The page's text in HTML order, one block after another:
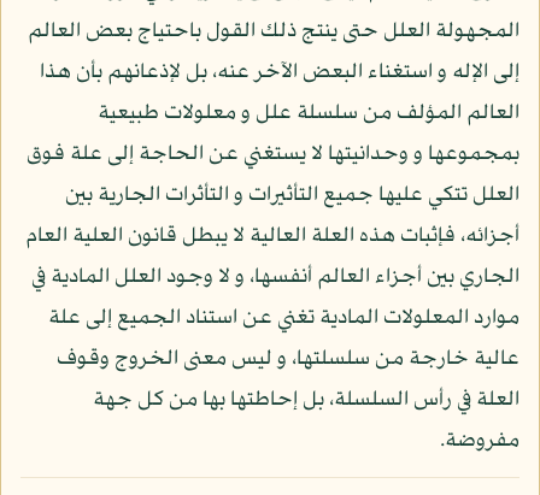
المجهولة العلل حتى ينتج ذلك القول باحتياج بعض العالم
إلى الإله و استغناء البعض الآخر عنه، بل لإذعانهم بأن هذا
العالم المؤلف من سلسلة علل و معلولات طبيعية
بمجموعها و وحدانيتها لا يستغني عن الحاجة إلى علة فوق
العلل تتكي عليها جميع التأثيرات و التأثرات الجارية بين
أجزائه، فإثبات هذه العلة العالية لا يبطل قانون العلية العام
الجاري بين أجزاء العالم أنفسها، و لا وجود العلل المادية في
موارد المعلولات المادية تغني عن استناد الجميع إلى علة
عالية خارجة من سلسلتها، و ليس معنى الخروج وقوف
العلة في رأس السلسلة، بل إحاطتها بها من كل جهة
مفروضة.